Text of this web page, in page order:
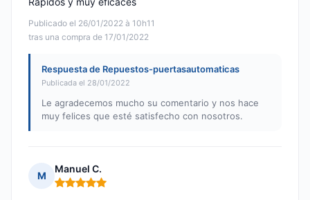
Publicado el 26/01/2022 à 10h11
tras una compra de 17/01/2022
Respuesta de Repuestos-puertasautomaticas
Publicada el 28/01/2022
Le agradecemos mucho su comentario y nos hace
muy felices que esté satisfecho con nosotros.
M
Manuel C.
Nota: 5 de 5